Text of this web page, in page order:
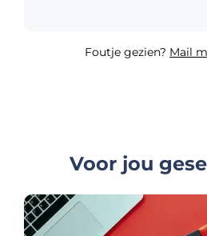
Foutje gezien? Mail
Voor jou